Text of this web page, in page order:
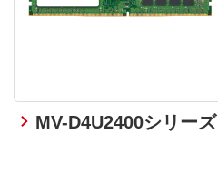
MV-D4U2400シリーズ